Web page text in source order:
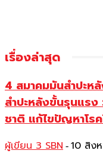
เรื่องล่าสุด
4 สมาคมมันสำปะห
สำปะหลังขั้นรุนแรง
ชาติ แก้ไขปัญหาโ
ผู้เขียน 3 SBN - 10 สิง